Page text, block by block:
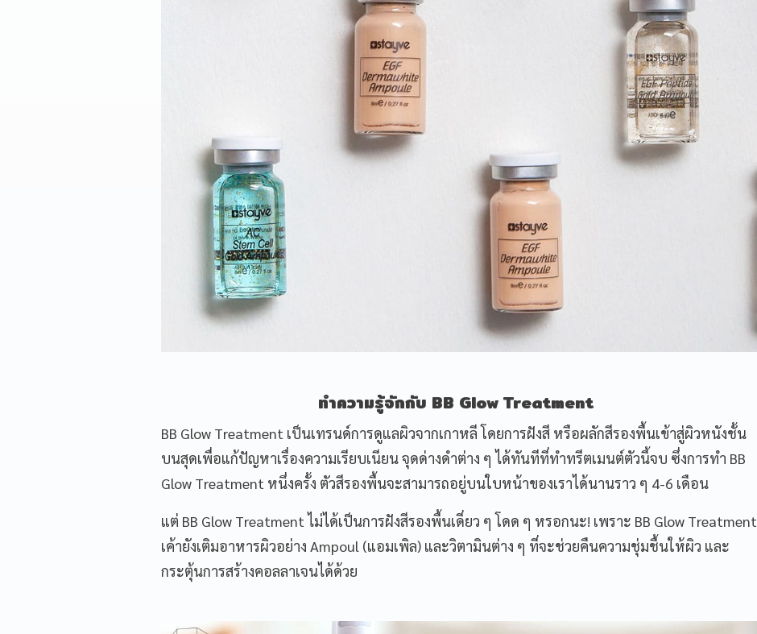
ทำความรู้จักกับ BB Glow Treatment
BB Glow Treatment เป็นเทรนด์การดูแลผิวจากเกาหลี โดยการฝังสี หรือผลักสีรองพื้นเข้าสู่ผิวหนังชั้น
บนสุดเพื่อแก้ปัญหาเรื่องความเรียบเนียน จุดด่างดำต่าง ๆ ได้ทันทีที่ทำทรีตเมนต์ตัวนี้จบ ซึ่งการทำ BB
Glow Treatment หนึ่งครั้ง ตัวสีรองพื้นจะสามารถอยู่บนใบหน้าของเราได้นานราว ๆ 4-6 เดือน
แต่ BB Glow Treatment ไม่ได้เป็นการฝังสีรองพื้นเดี่ยว ๆ โดด ๆ หรอกนะ! เพราะ BB Glow Treatment
เค้ายังเติมอาหารผิวอย่าง Ampoul (แอมเพิล) และวิตามินต่าง ๆ ที่จะช่วยคืนความชุ่มชื้นให้ผิว และ
กระตุ้นการสร้างคอลลาเจนได้ด้วย